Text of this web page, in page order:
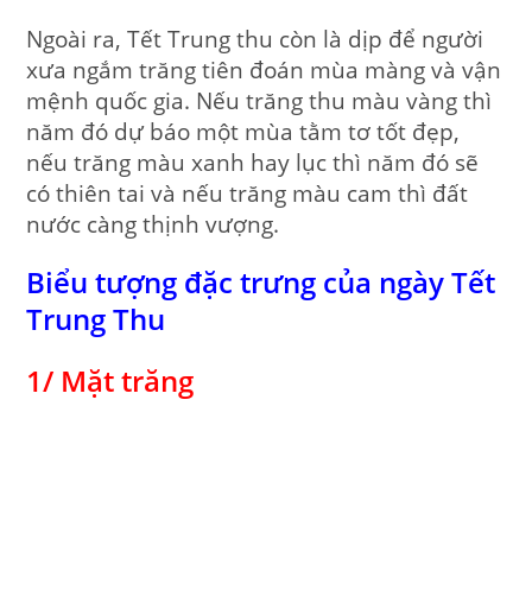
Ngoài ra, Tết Trung thu còn là dịp để người
xưa ngắm trăng tiên đoán mùa màng và vận
mệnh quốc gia. Nếu trăng thu màu vàng thì
năm đó dự báo một mùa tằm tơ tốt đẹp,
nếu trăng màu xanh hay lục thì năm đó sẽ
có thiên tai và nếu trăng màu cam thì đất
nước càng thịnh vượng.
Biểu tượng đặc trưng của ngày Tết
Trung Thu
1/ Mặt trăng